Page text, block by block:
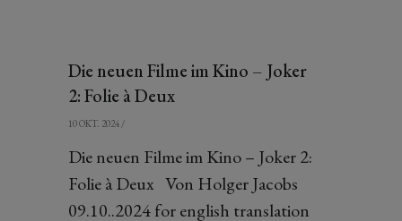
Die neuen Filme im Kino – Joker
2: Folie à Deux
10 OKT. 2024 /
Die neuen Filme im Kino – Joker 2:
Folie à Deux Von Holger Jacobs
09.10..2024 for english translation